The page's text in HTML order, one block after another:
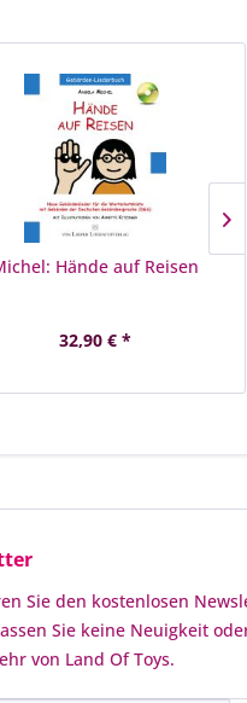
Hände auf Reisen
32,90 € *
Sie den kostenlosen
Sie keine Neuigkeit
von Land Of Toys.